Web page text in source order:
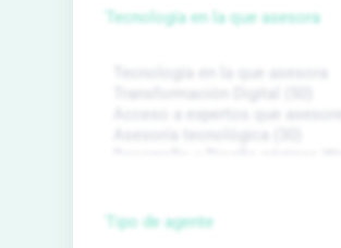
Tecnología en la que asesora
Tipo de agente